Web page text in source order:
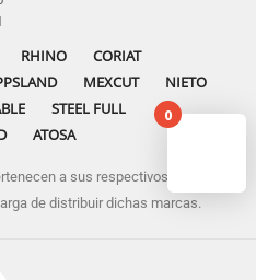
RHINO
CORIAT
MEXCUT
NIETO
STEEL FULL
ATOSA
a sus respectivos dueños
de distribuir dichas marcas.
0